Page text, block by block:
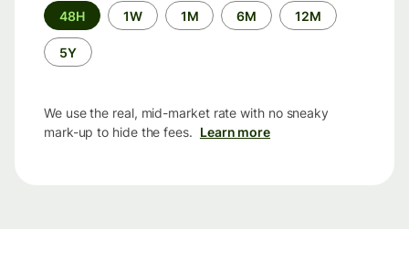
Time
period
48H 1W 1M 6M 12M
5Y
We use the real, mid-market rate with no sneaky
mark-up to hide the fees. Learn more